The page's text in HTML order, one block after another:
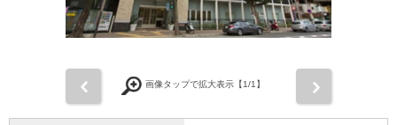
画像タップで拡大表示【1/1】